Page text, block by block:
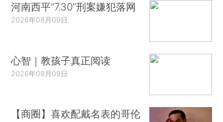
河南西平“7.30”刑案嫌犯落网
2026年08月09日
心智｜教孩子真正阅读
2026年08月09日
【商圈】喜欢配戴名表的哥伦